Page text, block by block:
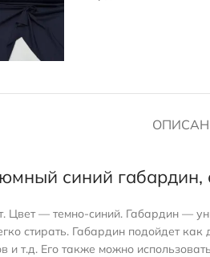
синий
Цвет — темно-синий. Габардин —
стирать. Габардин подойдет
т.д. Его также можно